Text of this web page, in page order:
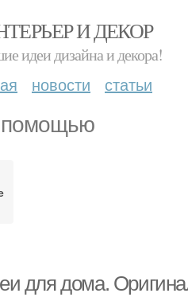
И ДЕКОР
идеи дизайна и декора!
новости статьи
помощью
для дома.